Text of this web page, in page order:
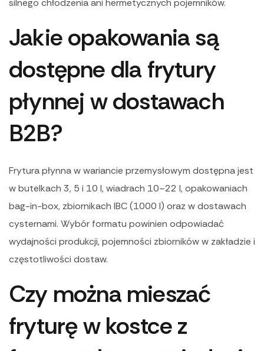
silnego chłodzenia ani hermetycznych pojemników.
Jakie opakowania są
dostępne dla frytury
płynnej w dostawach
B2B?
Frytura płynna w wariancie przemysłowym dostępna jest
w butelkach 3, 5 i 10 l, wiadrach 10–22 l, opakowaniach
bag-in-box, zbiornikach IBC (1000 l) oraz w dostawach
cysternami. Wybór formatu powinien odpowiadać
wydajności produkcji, pojemności zbiorników w zakładzie i
częstotliwości dostaw.
Czy można mieszać
fryturę w kostce z